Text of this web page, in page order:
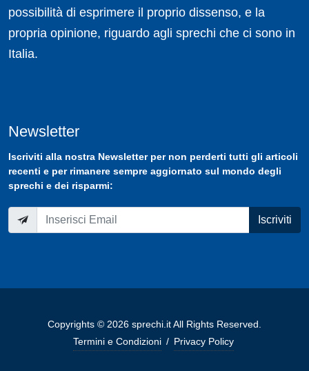
possibilità di esprimere il proprio dissenso, e la
propria opinione, riguardo agli sprechi che ci sono in
Italia.
Newsletter
Iscriviti alla nostra Newsletterper non perderti tutti gli articoli
recenti e per rimanere sempre aggiornato sul mondo degli
sprechi e dei risparmi:
Iscriviti
Copyrights © 2026 sprechi.it All Rights Reserved.
Termini e Condizioni / Privacy Policy